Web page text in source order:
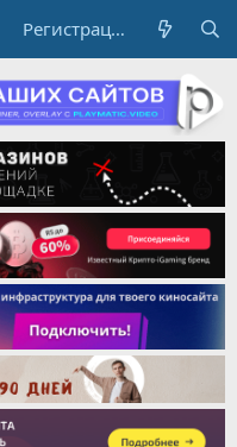
Регистрация